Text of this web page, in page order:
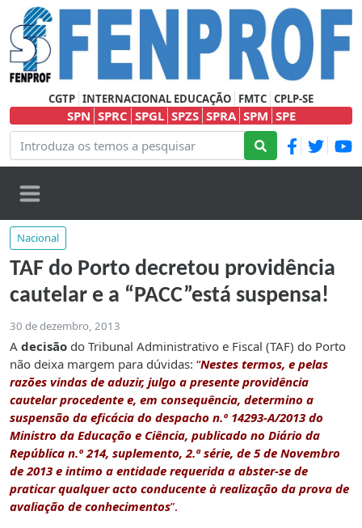
CGTP INTERNACIONAL EDUCAÇÃO FMTC CPLP-SE
SPN SPRC SPGL SPZS SPRA SPM SPE
Nacional
TAF do Porto decretou providência
cautelar e a “PACC”está suspensa!
30 de dezembro, 2013
A decisão do Tribunal Administrativo e Fiscal (TAF) do Porto
não deixa margem para dúvidas: “Nestes termos, e pelas
razões vindas de aduzir, julgo a presente providência
cautelar procedente e, em consequência, determino a
suspensão da eficácia do despacho n.º 14293-A/2013 do
Ministro da Educação e Ciência, publicado no Diário da
República n.º 214, suplemento, 2.ª série, de 5 de Novembro
de 2013 e intimo a entidade requerida a abster-se de
praticar qualquer acto conducente à realização da prova de
avaliação de conhecimentos”.